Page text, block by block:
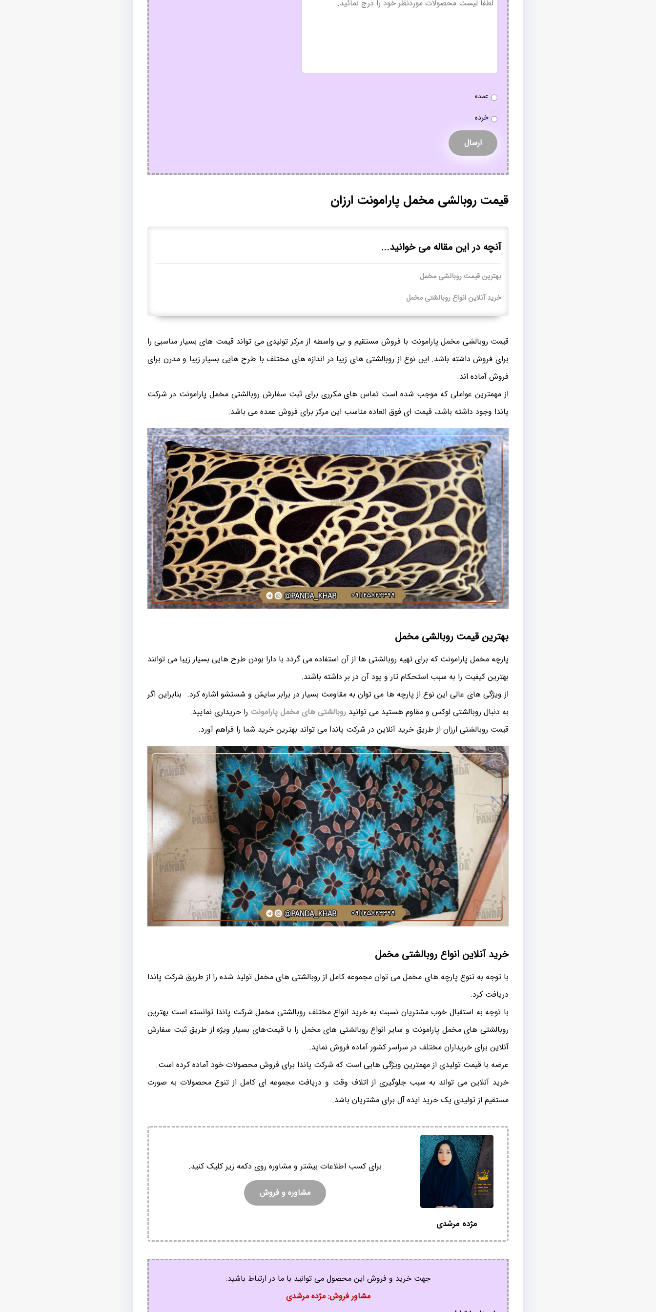
عنوان
نوع
عمده
خرده
قیمت روبالشی مخمل پارامونت ارزان
آنچه در این مقاله می خوانید...
بهترین قیمت روبالشی مخمل
خرید آنلاین انواع روبالشتی مخمل
قیمت روبالشی مخمل پارامونت با فروش مستقیم و بی واسطه از مرکز تولیدی می تواند قیمت های بسیار مناسبی را
برای فروش داشته باشد. این نوع از روبالشتی های زیبا در اندازه های مختلف با طرح هایی بسیار زیبا و مدرن برای
فروش آماده اند.
از مهمترین عواملی که موجب شده است تماس های مکرری برای ثبت سفارش روبالشتی مخمل پارامونت در شرکت
پاندا وجود داشته باشد، قیمت ای فوق العاده مناسب این مرکز برای فروش عمده می باشد.
بهترین قیمت روبالشی مخمل
پارچه مخمل پارامونت که برای تهیه روبالشتی ها از آن استفاده می گردد با دارا بودن طرح هایی بسیار زیبا می توانند
بهترین کیفیت را به سبب استحکام تار و پود آن در بر داشته باشند.
از ویژگی های عالی این نوع از پارچه ها می توان به مقاومت بسیار در برابر سایش و شستشو اشاره کرد. بنابراین اگر
به دنبال روبالشتی لوکس و مقاوم هستید می توانید روبالشتی های مخمل پارامونت را خریداری نمایید.
قیمت روبالشتی ارزان از طریق خرید آنلاین در شرکت پاندا می تواند بهترین خرید شما را فراهم آورد.
خرید آنلاین انواع روبالشتی مخمل
با توجه به تنوع پارچه های مخمل می توان مجموعه کامل از روبالشتی های مخمل تولید شده را از طریق شرکت پاندا
دریافت کرد.
با توجه به استقبال خوب مشتریان نسبت به خرید انواع مختلف روبالشتی مخمل شرکت پاندا توانسته است بهترین
روبالشتی های مخمل پارامونت و سایر انواع روبالشتی های مخمل را با قیمت‌های بسیار ویژه از طریق ثبت سفارش
آنلاین برای خریداران مختلف در سراسر کشور آماده فروش نماید.
عرضه با قیمت تولیدی از مهمترین ویژگی هایی است که شرکت پاندا برای فروش محصولات خود آماده کرده است.
خرید آنلاین می تواند به سبب جلوگیری از اتلاف وقت و دریافت مجموعه ای کامل از تنوع محصولات به صورت
مستقیم از تولیدی یک خرید ایده آل برای مشتریان باشد.
مژده مرشدی
برای کسب اطلاعات بیشتر و مشاوره روی دکمه زیر کلیک کنید.
مشاوره و فروش
جهت خرید و فروش این محصول می توانید با ما در ارتباط باشید:
مشاور فروش: مژده مرشدی